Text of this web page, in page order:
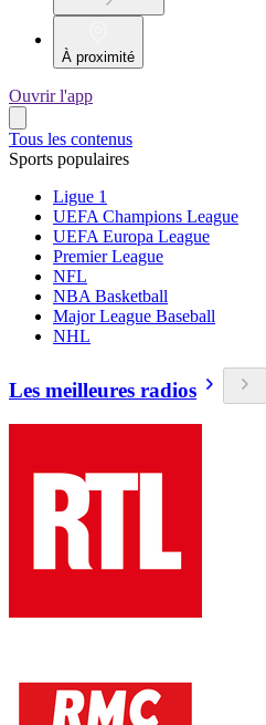
À proximité
Ouvrir l'app
Tous les contenus
Sports populaires
Ligue 1
UEFA Champions League
UEFA Europa League
Premier League
NFL
NBA Basketball
Major League Baseball
NHL
Les meilleures radios